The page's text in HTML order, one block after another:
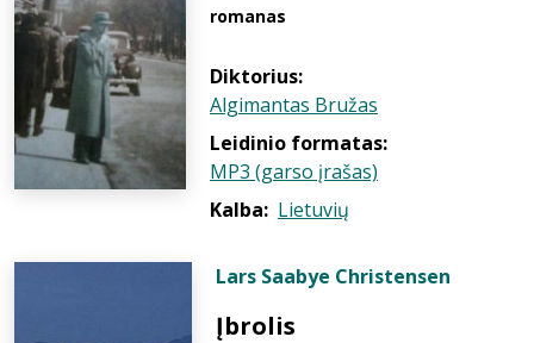
romanas
Diktorius:
Algimantas Bružas
Leidinio formatas:
MP3 (garso įrašas)
Kalba: Lietuvių
Lars Saabye Christensen
Įbrolis